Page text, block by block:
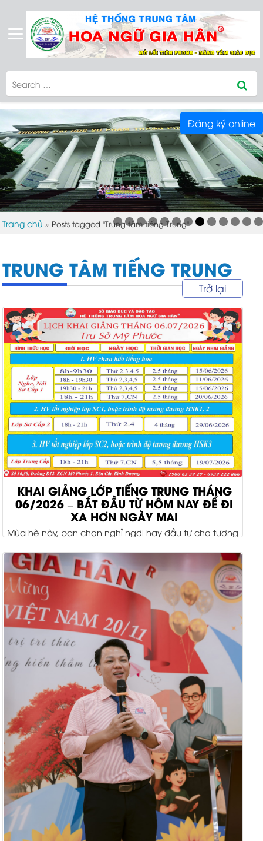
Trang chủ » Posts tagged "Trung tâm tiếng Trung"
TRUNG TÂM TIẾNG TRUNG
Trở lại
KHAI GIẢNG LỚP TIẾNG TRUNG THÁNG
06/2026 – BẮT ĐẦU TỪ HÔM NAY ĐỂ ĐI
XA HƠN NGÀY MAI
Mùa hè này, bạn chọn nghỉ ngơi hay đầu tư cho tương
Đăng ký online